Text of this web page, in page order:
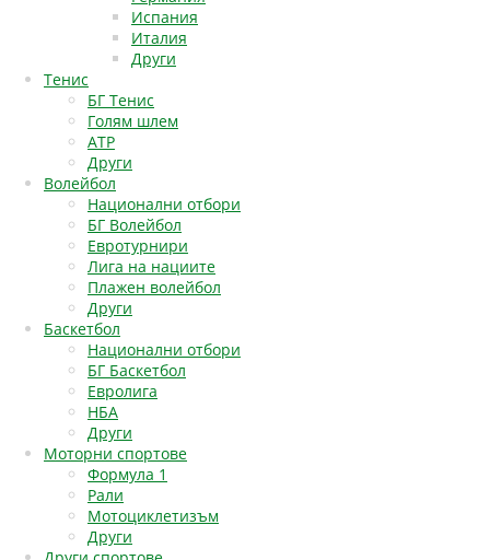
Испания
Италия
Други
Тенис
БГ Тенис
Голям шлем
АТР
Други
Волейбол
Национални отбори
БГ Волейбол
Евротурнири
Лига на нациите
Плажен волейбол
Други
Баскетбол
Национални отбори
БГ Баскетбол
Евролига
НБА
Други
Моторни спортове
Формула 1
Рали
Мотоциклетизъм
Други